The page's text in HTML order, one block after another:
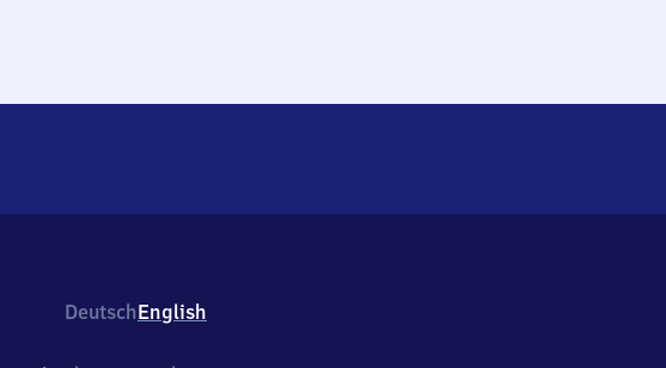
DeutschEnglish